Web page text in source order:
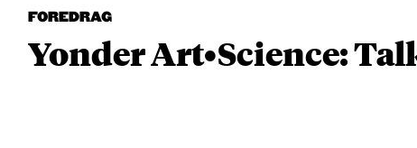
FOREDRAG
Yonder Art•Science: